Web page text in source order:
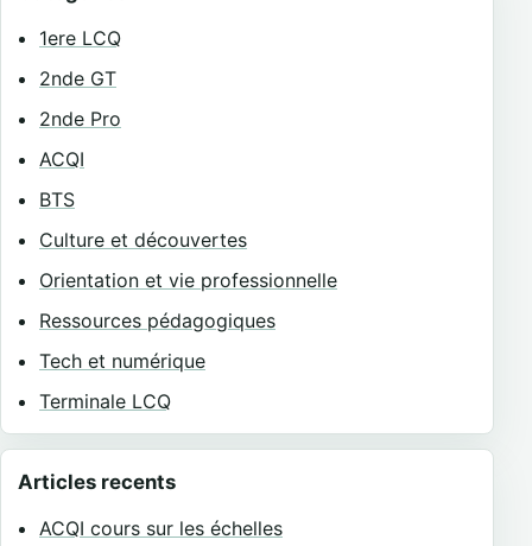
1ere LCQ
2nde GT
2nde Pro
ACQI
BTS
Culture et découvertes
Orientation et vie professionnelle
Ressources pédagogiques
Tech et numérique
Terminale LCQ
Articles recents
ACQI cours sur les échelles